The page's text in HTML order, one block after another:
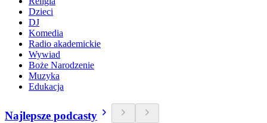
Dzieci
DJ
Komedia
Radio akademickie
Wywiad
Boże Narodzenie
Muzyka
Edukacja
Najlepsze podcasty